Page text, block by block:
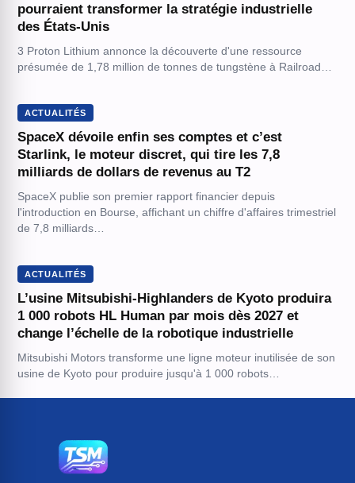
pourraient transformer la stratégie industrielle
des États-Unis
3 Proton Lithium annonce la découverte d'une ressource
présumée de 1,78 million de tonnes de tungstène à Railroad…
ACTUALITÉS
SpaceX dévoile enfin ses comptes et c’est
Starlink, le moteur discret, qui tire les 7,8
milliards de dollars de revenus au T2
SpaceX publie son premier rapport financier depuis
l'introduction en Bourse, affichant un chiffre d'affaires trimestriel
de 7,8 milliards…
ACTUALITÉS
L’usine Mitsubishi-Highlanders de Kyoto produira
1 000 robots HL Human par mois dès 2027 et
change l’échelle de la robotique industrielle
Mitsubishi Motors transforme une ligne moteur inutilisée de son
usine de Kyoto pour produire jusqu'à 1 000 robots…